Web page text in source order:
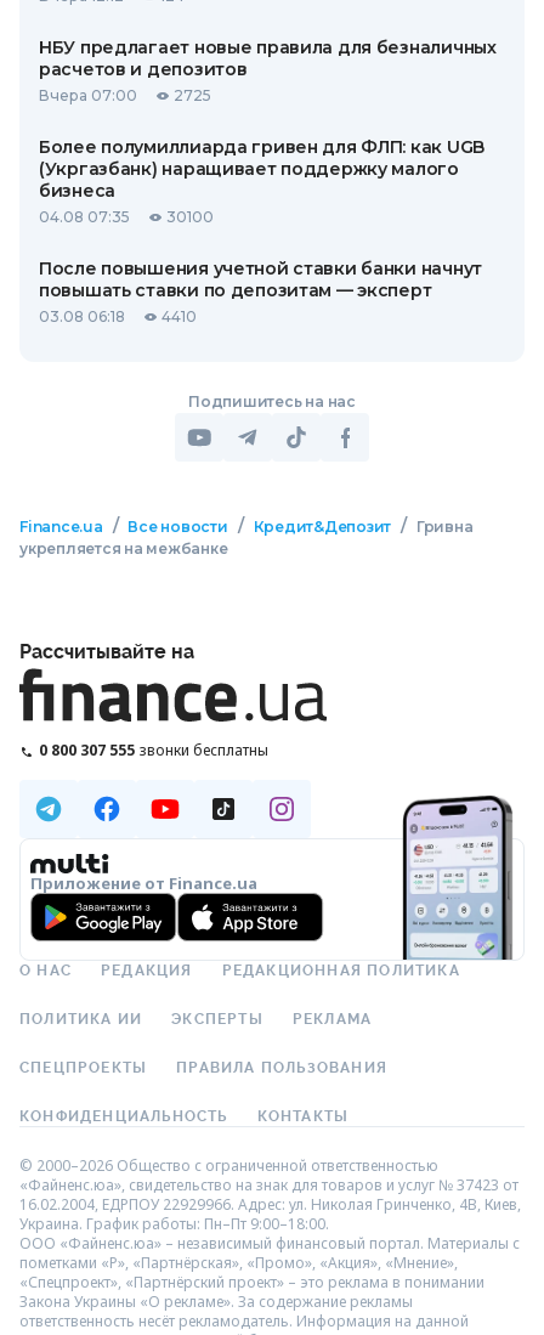
НБУ предлагает новые правила для безналичных
расчетов и депозитов
Вчера 07:00 2725
Более полумиллиарда гривен для ФЛП: как UGB
(Укргазбанк) наращивает поддержку малого
бизнеса
04.08 07:35 30100
После повышения учетной ставки банки начнут
повышать ставки по депозитам — эксперт
03.08 06:18 4410
Подпишитесь на нас
Finance.ua / Все новости / Кредит&Депозит /
Гривна
укрепляется на межбанке
Рассчитывайте на
0 800 307 555 звонки бесплатны
Приложение от Finance.ua
О НАС РЕДАКЦИЯ РЕДАКЦИОННАЯ ПОЛИТИКА
ПОЛИТИКА ИИ ЭКСПЕРТЫ РЕКЛАМА
СПЕЦПРОЕКТЫ ПРАВИЛА ПОЛЬЗОВАНИЯ
КОНФИДЕНЦИАЛЬНОСТЬ КОНТАКТЫ
© 2000–2026 Общество с ограниченной ответственностью
«Файненс.юа», свидетельство на знак для товаров и услуг № 37423 от
16.02.2004, ЕДРПОУ 22929966. Адрес: ул. Николая Гринченко, 4В, Киев,
Украина. График работы: Пн–Пт 9:00–18:00.
ООО «Файненс.юа» – независимый финансовый портал. Материалы с
пометками «Р», «Партнёрская», «Промо», «Акция», «Мнение»,
«Спецпроект», «Партнёрский проект» – это реклама в понимании
Закона Украины «О рекламе». За содержание рекламы
ответственность несёт рекламодатель. Информация на данной